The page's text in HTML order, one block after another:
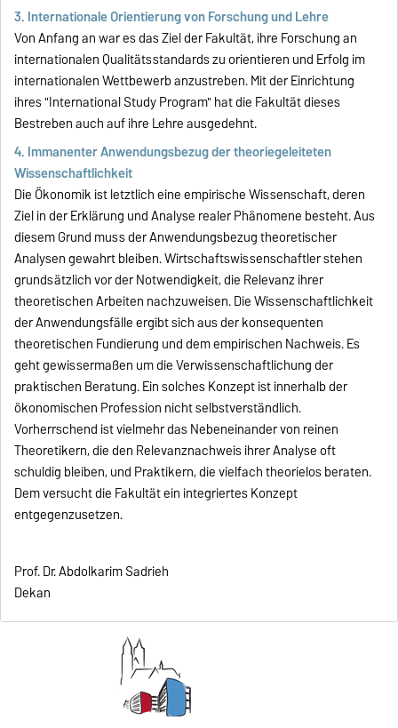
3. Internationale Orientierung von Forschung und Lehre
Von Anfang an war es das Ziel der Fakultät, ihre Forschung an
internationalen Qualitätsstandards zu orientieren und Erfolg im
internationalen Wettbewerb anzustreben. Mit der Einrichtung
ihres "International Study Program" hat die Fakultät dieses
Bestreben auch auf ihre Lehre ausgedehnt.
4. Immanenter Anwendungsbezug der theoriegeleiteten
Wissenschaftlichkeit
Die Ökonomik ist letztlich eine empirische Wissenschaft, deren
Ziel in der Erklärung und Analyse realer Phänomene besteht. Aus
diesem Grund muss der Anwendungsbezug theoretischer
Analysen gewahrt bleiben. Wirtschaftswissenschaftler stehen
grundsätzlich vor der Notwendigkeit, die Relevanz ihrer
theoretischen Arbeiten nachzuweisen. Die Wissenschaftlichkeit
der Anwendungsfälle ergibt sich aus der konsequenten
theoretischen Fundierung und dem empirischen Nachweis. Es
geht gewissermaßen um die Verwissenschaftlichung der
praktischen Beratung. Ein solches Konzept ist innerhalb der
ökonomischen Profession nicht selbstverständlich.
Vorherrschend ist vielmehr das Nebeneinander von reinen
Theoretikern, die den Relevanznachweis ihrer Analyse oft
schuldig bleiben, und Praktikern, die vielfach theorielos beraten.
Dem versucht die Fakultät ein integriertes Konzept
entgegenzusetzen.
Prof. Dr. Abdolkarim Sadrieh
Dekan